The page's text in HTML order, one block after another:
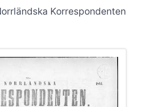
Korrespondenten